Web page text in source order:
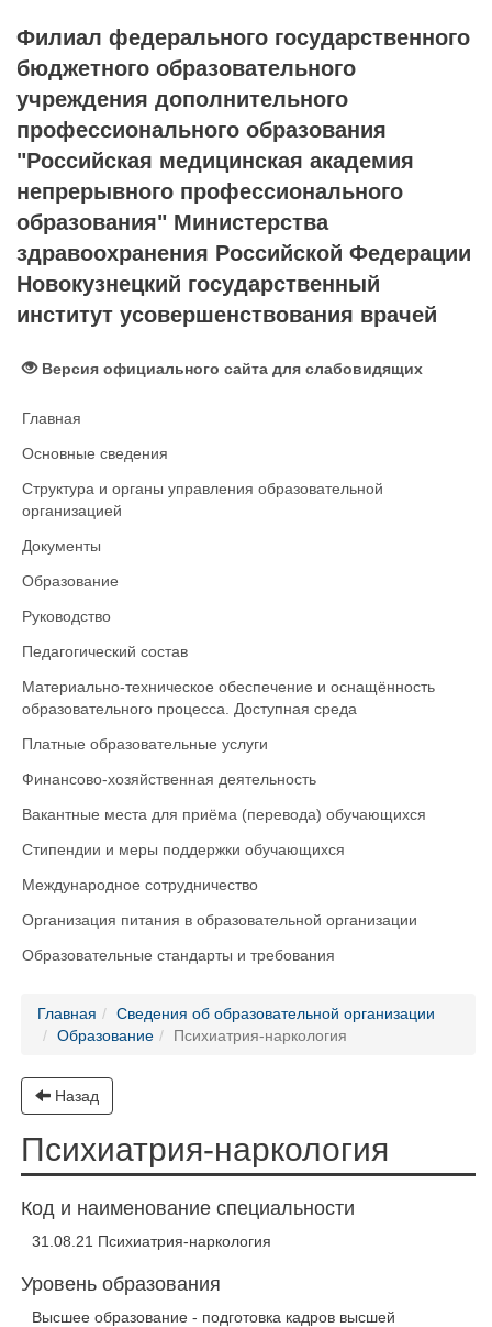
Филиал федерального государственного
бюджетного образовательного
учреждения дополнительного
профессионального образования
"Российская медицинская академия
непрерывного профессионального
образования" Министерства
здравоохранения Российской Федерации
Новокузнецкий государственный
институт усовершенствования врачей
Версия официального сайта для слабовидящих
Главная
Основные сведения
Структура и органы управления образовательной
организацией
Документы
Образование
Руководство
Педагогический состав
Материально-техническое обеспечение и оснащённость
образовательного процесса. Доступная среда
Платные образовательные услуги
Финансово-хозяйственная деятельность
Вакантные места для приёма (перевода) обучающихся
Стипендии и меры поддержки обучающихся
Международное сотрудничество
Организация питания в образовательной организации
Образовательные стандарты и требования
Главная
Сведения об образовательной организации
Образование
Психиатрия-наркология
Назад
Психиатрия-наркология
Код и наименование специальности
31.08.21 Психиатрия-наркология
Уровень образования
Высшее образование - подготовка кадров высшей